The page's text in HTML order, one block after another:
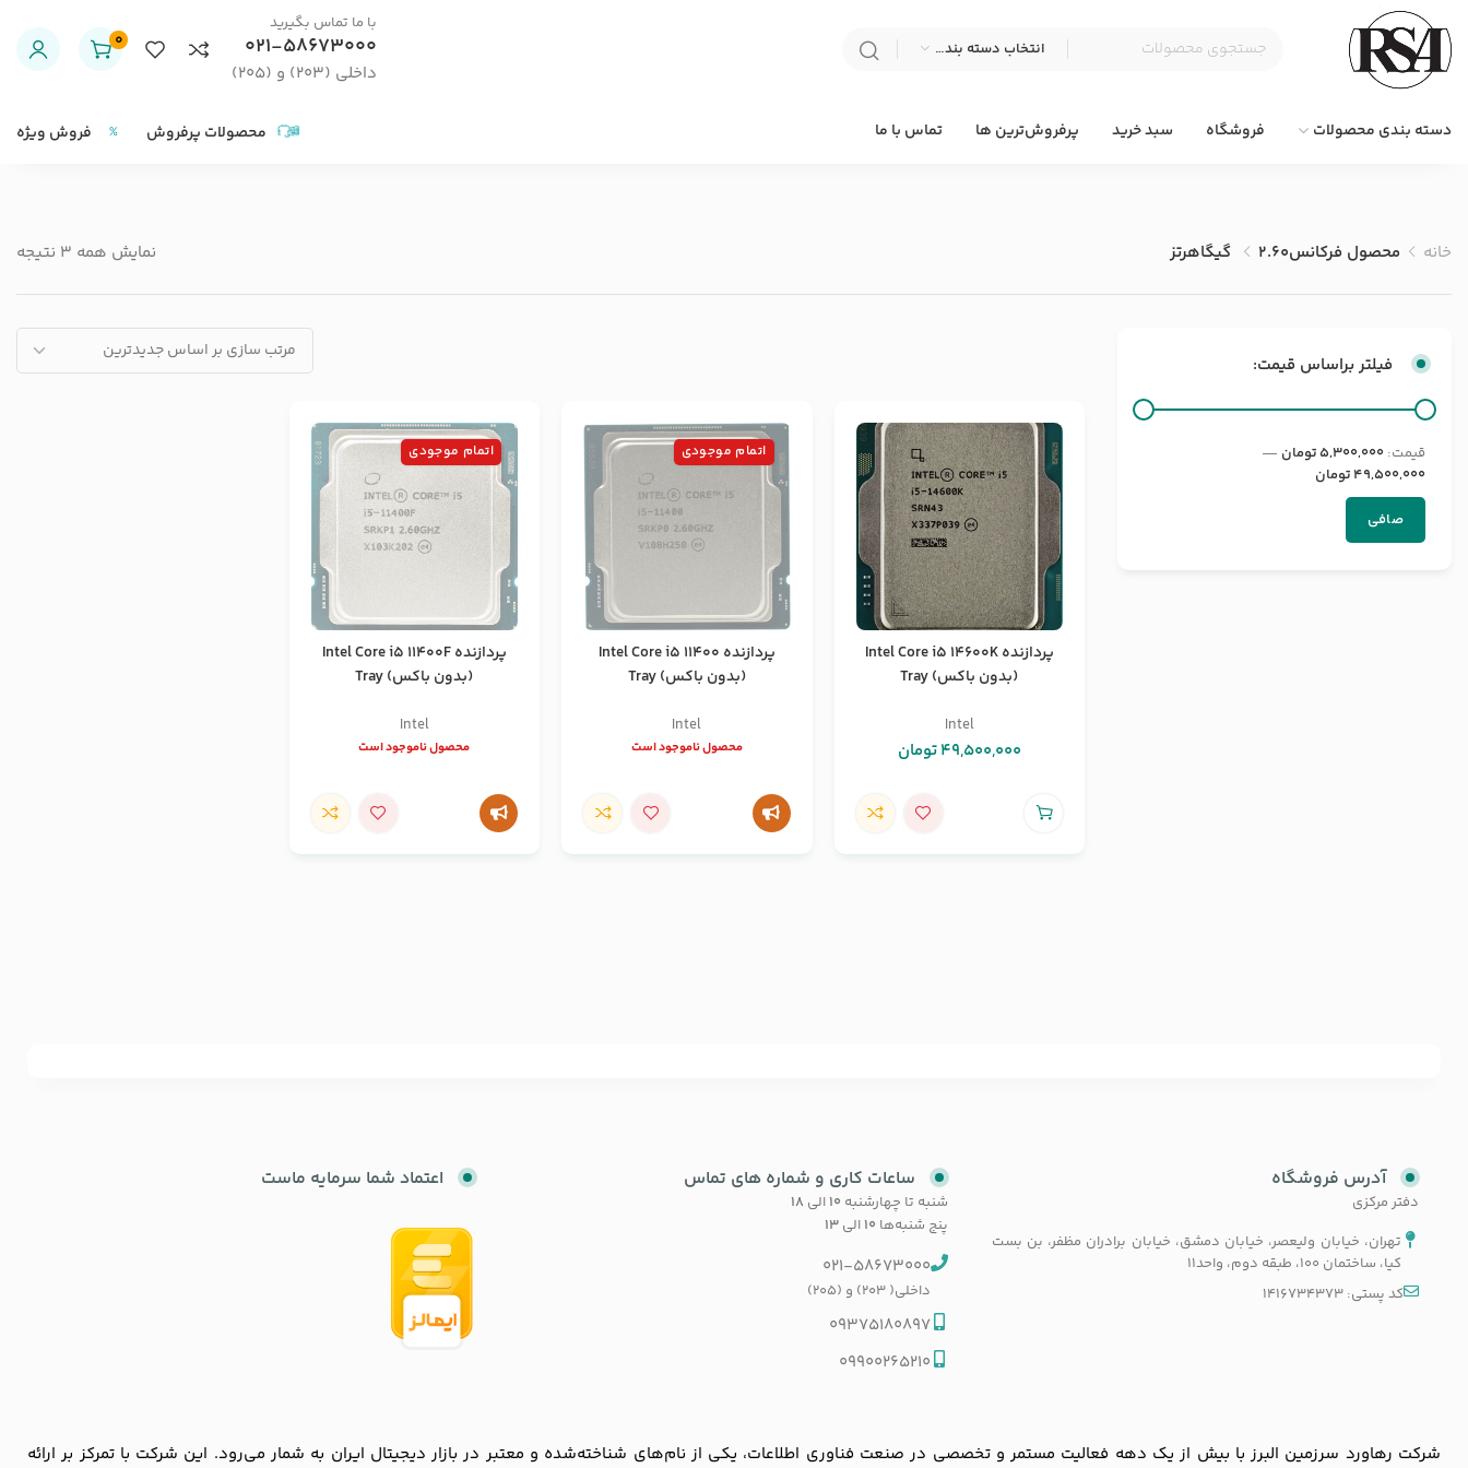
انتخاب دسته بندی
با ما تماس بگیرید
021-58673000
داخلی (203) و (205)
0
دسته بندی محصولات فروشگاه سبد خرید پرفروش‌ترین ها تماس با ما محصولات پرفروش فروش ویژه
خانه محصول فرکانس2.60 گیگاهرتز نمایش همه 3 نتیجه
فیلتر براساس قیمت:
صافی
قيمت: 5,300,000 تومان
—
49,500,000 تومان
پردازنده Intel Core i5 14600K
(بدون باکس) Tray
Intel
49,500,000تومان
اتمام موجودی
پردازنده Intel Core i5 11400
(بدون باکس) Tray
Intel
محصول ناموجود است
اتمام موجودی
پردازنده Intel Core i5 11400F
(بدون باکس) Tray
Intel
محصول ناموجود است
آدرس فروشگاه
دفتر مرکزی
تهران، خیابان ولیعصر، خیابان دمشق، خیابان برادران مظفر، بن بست
کیا، ساختمان 100، طبقه دوم، واحد11
کد پستی: 1416734373
ساعات کاری و شماره های تماس
شنبه تا چهارشنبه ۱۰ الی ۱۸
پنج شنبه‌ها ۱۰ الی۱۳
021-58673000
داخلی( 203) و (205)
09375180897
09900265210
اعتماد شما سرمایه ماست
شرکت رهاورد سرزمین البرز با بیش از یک دهه فعالیت مستمر و تخصصی در صنعت فناوری اطلاعات، یکی از نام‌های شناخته‌شده و معتبر در بازار دیجیتال ایران به شمار می‌رود. این شرکت با تمرکز بر ارائه